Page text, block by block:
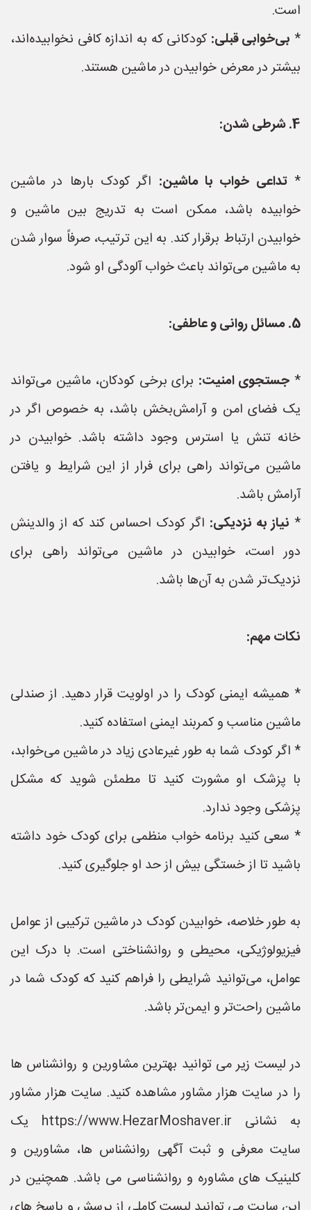
است.
* بی‌خوابی قبلی: کودکانی که به اندازه کافی نخوابیده‌اند،
بیشتر در معرض خوابیدن در ماشین هستند.
4. شرطی شدن:
*تداعی خواب با ماشین: اگر کودک بارها در ماشین
خوابیده باشد، ممکن است به تدریج بین ماشین و
خوابیدن ارتباط برقرار کند. به این ترتیب، صرفاً سوار شدن
به ماشین می‌تواند باعث خواب آلودگی او شود.
5. مسائل روانی و عاطفی:
* جستجوی امنیت: برای برخی کودکان، ماشین می‌تواند
یک فضای امن و آرامش‌بخش باشد، به خصوص اگر در
خانه تنش یا استرس وجود داشته باشد. خوابیدن در
ماشین می‌تواند راهی برای فرار از این شرایط و یافتن
آرامش باشد.
* نیاز به نزدیکی: اگر کودک احساس کند که از والدینش
دور است، خوابیدن در ماشین می‌تواند راهی برای
نزدیک‌تر شدن به آن‌ها باشد.
نکات مهم:
* همیشه ایمنی کودک را در اولویت قرار دهید. از صندلی
ماشین مناسب و کمربند ایمنی استفاده کنید.
* اگر کودک شما به طور غیرعادی زیاد در ماشین می‌خوابد،
با پزشک او مشورت کنید تا مطمئن شوید که مشکل
پزشکی وجود ندارد.
* سعی کنید برنامه خواب منظمی برای کودک خود داشته
باشید تا از خستگی بیش از حد او جلوگیری کنید.
به طور خلاصه، خوابیدن کودک در ماشین ترکیبی از عوامل
فیزیولوژیکی، محیطی و روانشناختی است. با درک این
عوامل، می‌توانید شرایطی را فراهم کنید که کودک شما در
ماشین راحت‌تر و ایمن‌تر باشد.
در لیست زیر می توانید بهترین مشاورین و روانشناس ها
را در سایت هزار مشاور مشاهده کنید. سایت هزار مشاور
به نشانی https://www.HezarMoshaver.ir یک
سایت معرفی و ثبت آگهی روانشناس ها، مشاورین و
کلینیک های مشاوره و روانشناسی می باشد. همچنین در